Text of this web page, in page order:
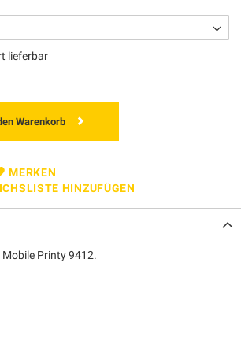
lieferbar
Warenkorb
MERKEN
HINZUFÜGEN
Printy 9412.